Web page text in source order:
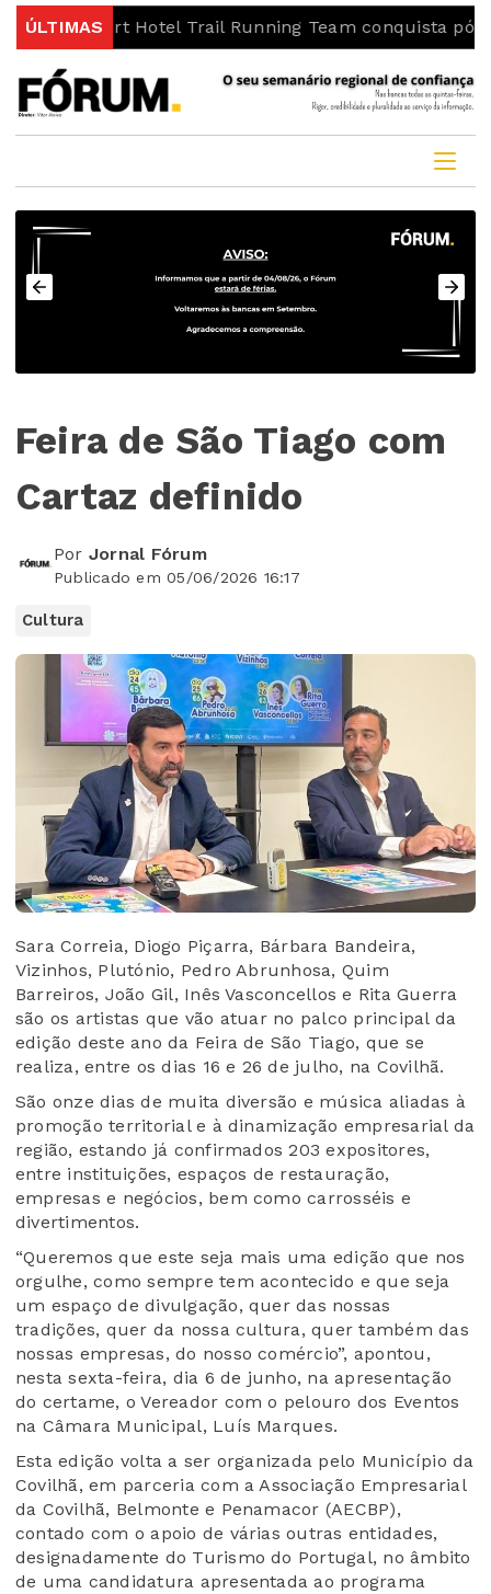
ÚLTIMAS
Hotel Trail Running Team conquista pódios na
Feira de São Tiago com
Cartaz definido
Por Jornal Fórum
Publicado em 05/06/2026 16:17
Cultura
Sara Correia, Diogo Piçarra, Bárbara Bandeira,
Vizinhos, Plutónio, Pedro Abrunhosa, Quim
Barreiros, João Gil, Inês Vasconcellos e Rita Guerra
são os artistas que vão atuar no palco principal da
edição deste ano da Feira de São Tiago, que se
realiza, entre os dias 16 e 26 de julho, na Covilhã.
São onze dias de muita diversão e música aliadas à
promoção territorial e à dinamização empresarial da
região, estando já confirmados 203 expositores,
entre instituições, espaços de restauração,
empresas e negócios, bem como carrosséis e
divertimentos.
“Queremos que este seja mais uma edição que nos
orgulhe, como sempre tem acontecido e que seja
um espaço de divulgação, quer das nossas
tradições, quer da nossa cultura, quer também das
nossas empresas, do nosso comércio”, apontou,
nesta sexta-feira, dia 6 de junho, na apresentação
do certame, o Vereador com o pelouro dos Eventos
na Câmara Municipal, Luís Marques.
Esta edição volta a ser organizada pelo Município da
Covilhã, em parceria com a Associação Empresarial
da Covilhã, Belmonte e Penamacor (AECBP),
contado com o apoio de várias outras entidades,
designadamente do Turismo do Portugal, no âmbito
de uma candidatura apresentada ao programa